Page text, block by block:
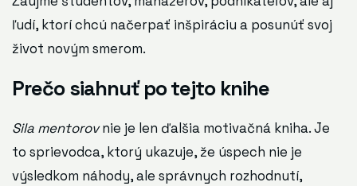
ľudí, ktorí chcú načerpať inšpiráciu a posunúť svoj
život novým smerom.
Prečo siahnuť po tejto knihe
Sila mentorovnie je len ďalšia motivačná kniha. Je
to sprievodca, ktorý ukazuje, že úspech nie je
výsledkom náhody, ale správnych rozhodnutí,